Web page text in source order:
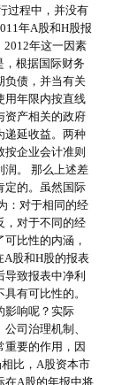
过程中，并没有
年A股和H股报
2012年这一因素
，根据国际财务
负债，并当有关
用年限内按直线
资产相关的政府
递延收益。两种
企业会计准则
润。 那么上述差
定的。虽然国际
：对于相同的经
，对于不同的经
比性的内涵，
A股和H股的报表
致报表中净利
有可比性的。
影响呢？实际
司治理机制、
重要的作用，因
比，A股资本市
在A股的年报中将